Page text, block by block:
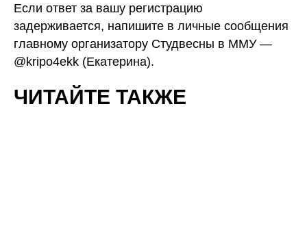
Если ответ за вашу регистрацию
задерживается, напишите в личные сообщения
главному организатору Студвесны в ММУ —
@kripo4ekk (Екатерина).
ЧИТАЙТЕ ТАКЖЕ